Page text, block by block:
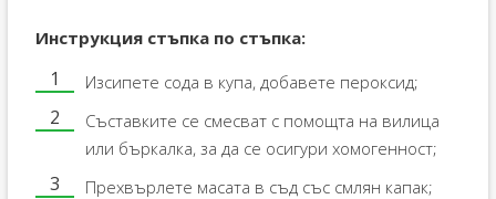
Инструкция стъпка по стъпка:
Изсипете сода в купа, добавете пероксид;
Съставките се смесват с помощта на вилица
или бъркалка, за да се осигури хомогенност;
Прехвърлете масата в съд със смлян капак;